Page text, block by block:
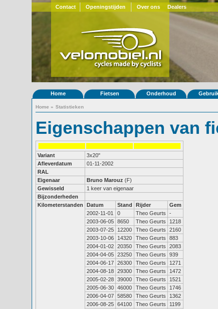
Contact Openingstijden Over ons Dealers
Home Fietsen Onderhoud
Home » Statistieken
Eigenschappen van
Variant
3x20"
Afleverdatum
01-11-2002
RAL
Eigenaar
Bruno Marouz (F)
Gewisseld
1 keer van eigenaar
Bijzonderheden
Kilometerstanden
Datum Stand Rijder
Gem
2002-11-01
0 Theo Geurts
-
2003-06-05 8650 Theo Geurts
1218
2003-07-25
12200 Theo Geurts
2160
2003-10-06
14320 Theo Geurts
883
2004-01-02 20350 Theo Geurts
2083
2004-04-05 23250 Theo Geurts
939
2004-06-17 26300 Theo Geurts
1271
2004-08-18 29300 Theo Geurts
1472
2005-02-28 39000 Theo Geurts
1521
2005-06-30 46000 Theo Geurts
1746
2006-04-07 58580 Theo Geurts
1362
2006-08-25 64100 Theo Geurts
1199